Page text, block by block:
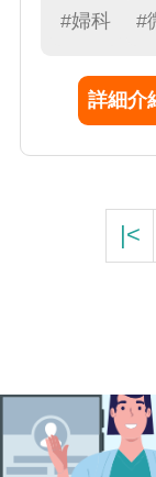
也得到最佳
親，為人開
教資訊等。
#婦科 #
詳細介
|<